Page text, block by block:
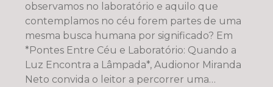
observamos no laboratório e aquilo que
contemplamos no céu forem partes de uma
mesma busca humana por significado? Em
*Pontes Entre Céu e Laboratório: Quando a
Luz Encontra a Lâmpada*, Audionor Miranda
Neto convida o leitor a percorrer uma